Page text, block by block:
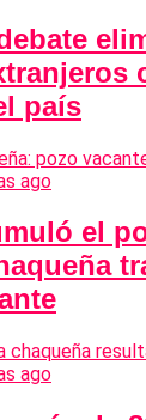
país
ago
el
ago